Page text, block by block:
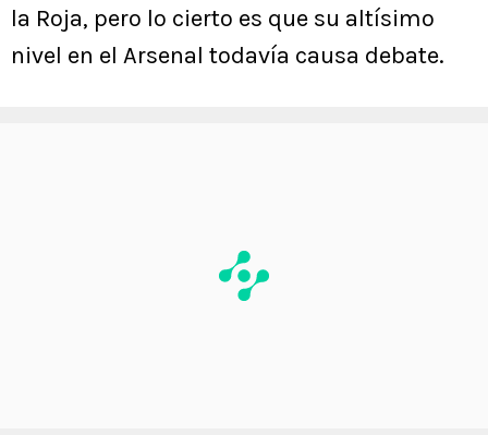
la Roja, pero lo cierto es que su altísimo
nivel en el Arsenal todavía causa debate.